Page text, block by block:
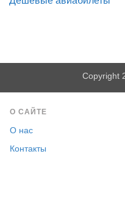
Copyright
О САЙТЕ
О нас
Контакты